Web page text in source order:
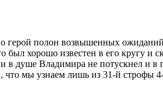
герой полон возвышенных
хорошо известен в его кругу и
душе Владимира не потускнел и в
, что мы узнаем лишь из 31-й строфы